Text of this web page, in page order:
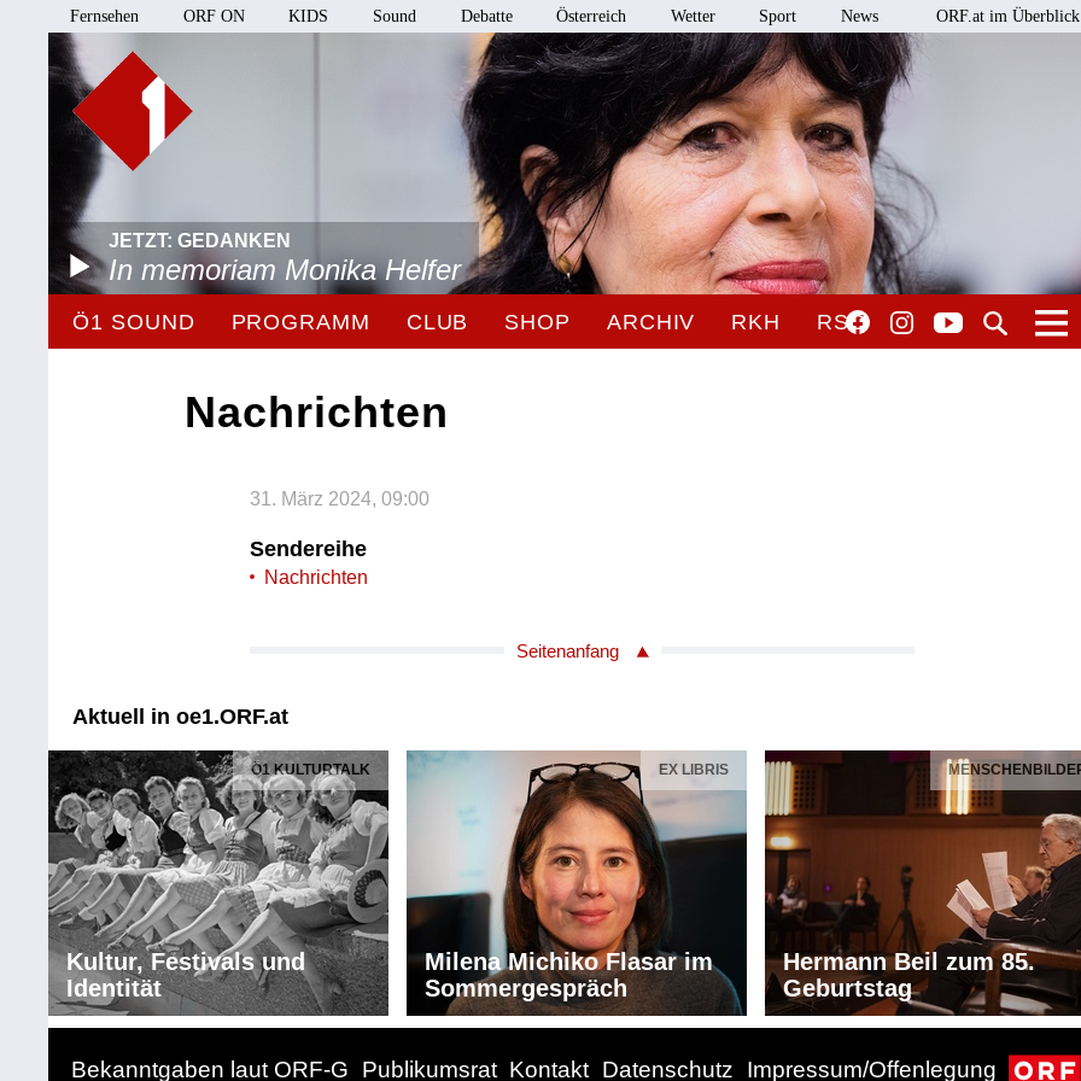
Fernsehen ORF ON KIDS Sound Debatte Österreich Wetter Sport News ORF.at im Überblick
JETZT: GEDANKEN
In memoriam Monika Helfer
Ö1 SOUND PROGRAMM CLUB SHOP ARCHIV RKH RSO
Nachrichten
31. März 2024, 09:00
Sendereihe
Nachrichten
Seitenanfang
Aktuell in oe1.ORF.at
Ö1 KULTURTALK
Kultur, Festivals und
Identität
EX LIBRIS
Milena Michiko Flasar im
Sommergespräch
Hermann Beil zum 85.
Geburtstag
Bekanntgaben laut ORF-G Publikumsrat Kontakt Datenschutz Impressum/Offenlegung